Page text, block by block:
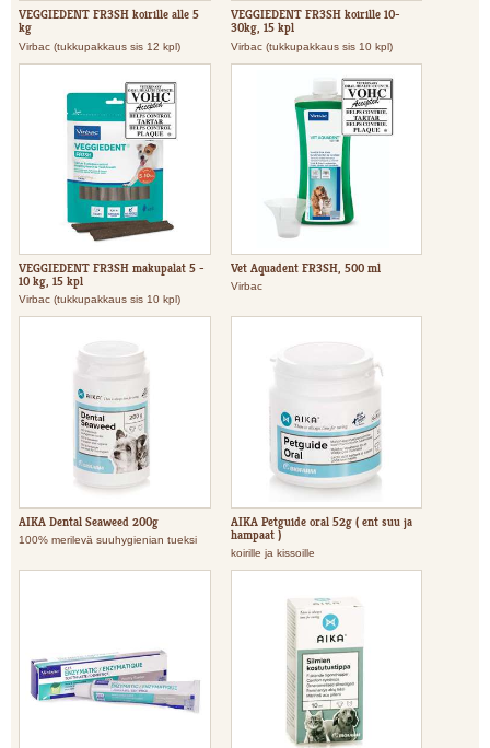
VEGGIEDENT FR3SH koirille alle 5
kg
Virbac (tukkupakkaus sis 12 kpl)
VEGGIEDENT FR3SH koirille 10-
30kg, 15 kpl
Virbac (tukkupakkaus sis 10 kpl)
VEGGIEDENT FR3SH makupalat 5 -
10 kg, 15 kpl
Virbac (tukkupakkaus sis 10 kpl)
Vet Aquadent FR3SH, 500 ml
Virbac
AIKA Dental Seaweed 200g
100% merilevä suuhygienian tueksi
AIKA Petguide oral 52g ( ent suu ja
hampaat )
koirille ja kissoille